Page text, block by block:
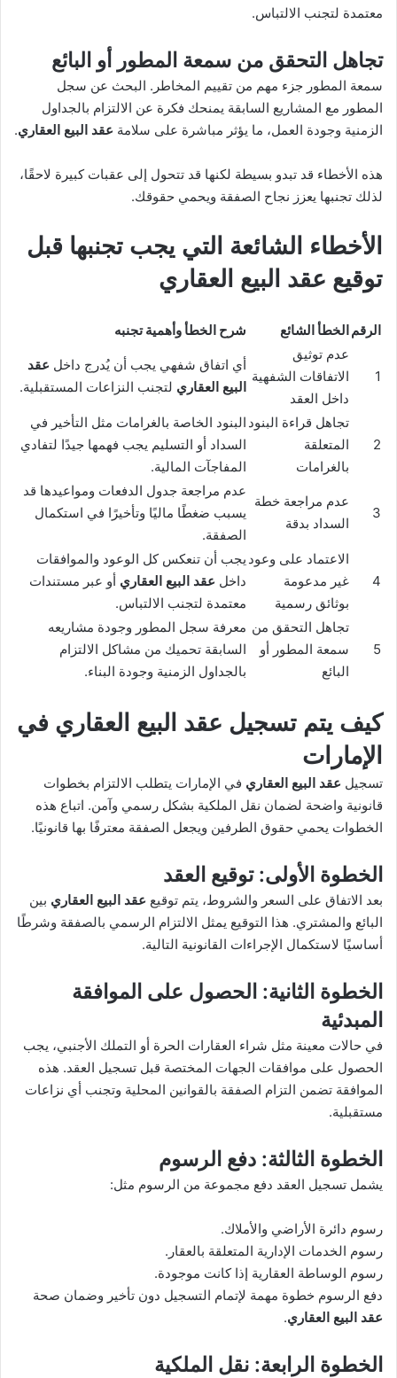
معتمدة لتجنب الالتباس.
تجاهل التحقق من سمعة المطور أو البائع
سمعة المطور جزء مهم من تقييم المخاطر. البحث عن سجل
المطور مع المشاريع السابقة يمنحك فكرة عن الالتزام بالجداول
الزمنية وجودة العمل، ما يؤثر مباشرة على سلامة عقد البيع العقاري.
هذه الأخطاء قد تبدو بسيطة لكنها قد تتحول إلى عقبات كبيرة لاحقًا،
لذلك تجنبها يعزز نجاح الصفقة ويحمي حقوقك.
الأخطاء الشائعة التي يجب تجنبها قبل
توقيع عقد البيع العقاري
الرقمالخطأ الشائع شرح الخطأ وأهمية تجنبه
1
عدم توثيق
الاتفاقات الشفهية
داخل العقد
أي اتفاق شفهي يجب أن يُدرج داخل عقد
البيع العقاري لتجنب النزاعات المستقبلية.
2
تجاهل قراءة البنود
المتعلقة
بالغرامات
البنود الخاصة بالغرامات مثل التأخير في
السداد أو التسليم يجب فهمها جيدًا لتفادي
المفاجآت المالية.
3
عدم مراجعة خطة
السداد بدقة
عدم مراجعة جدول الدفعات ومواعيدها قد
يسبب ضغطًا ماليًا وتأخيرًا في استكمال
الصفقة.
4
الاعتماد على وعود
غير مدعومة
بوثائق رسمية
يجب أن تنعكس كل الوعود والموافقات
داخل عقد البيع العقاري أو عبر مستندات
معتمدة لتجنب الالتباس.
5
تجاهل التحقق من
سمعة المطور أو
البائع
معرفة سجل المطور وجودة مشاريعه
السابقة تحميك من مشاكل الالتزام
بالجداول الزمنية وجودة البناء.
كيف يتم تسجيل عقد البيع العقاري في
الإمارات
تسجيل عقد البيع العقاري في الإمارات يتطلب الالتزام بخطوات
قانونية واضحة لضمان نقل الملكية بشكل رسمي وآمن. اتباع هذه
الخطوات يحمي حقوق الطرفين ويجعل الصفقة معترفًا بها قانونيًا.
الخطوة الأولى: توقيع العقد
بعد الاتفاق على السعر والشروط، يتم توقيع عقد البيع العقاري بين
البائع والمشتري. هذا التوقيع يمثل الالتزام الرسمي بالصفقة وشرطًا
أساسيًا لاستكمال الإجراءات القانونية التالية.
الخطوة الثانية: الحصول على الموافقة
المبدئية
في حالات معينة مثل شراء العقارات الحرة أو التملك الأجنبي، يجب
الحصول على موافقات الجهات المختصة قبل تسجيل العقد. هذه
الموافقة تضمن التزام الصفقة بالقوانين المحلية وتجنب أي نزاعات
مستقبلية.
الخطوة الثالثة: دفع الرسوم
يشمل تسجيل العقد دفع مجموعة من الرسوم مثل:
رسوم دائرة الأراضي والأملاك.
رسوم الخدمات الإدارية المتعلقة بالعقار.
رسوم الوساطة العقارية إذا كانت موجودة.
دفع الرسوم خطوة مهمة لإتمام التسجيل دون تأخير وضمان صحة
عقد البيع العقاري.
الخطوة الرابعة: نقل الملكية